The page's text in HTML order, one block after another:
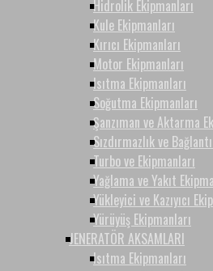
Hidrolik Ekipmanları
Kule Ekipmanları
Kırıcı Ekipmanları
Motor Ekipmanları
Isıtma Ekipmanları
Soğutma Ekipmanları
Şanzıman ve Aktarma
Sızdırmazlık ve
Turbo ve Ekipmanları
Yağlama ve Yakıt
Yükleyici ve Kazıyıcı
Yürüyüş Ekipmanları
JENERATÖR AKSAMLARI
Isıtma Ekipmanları